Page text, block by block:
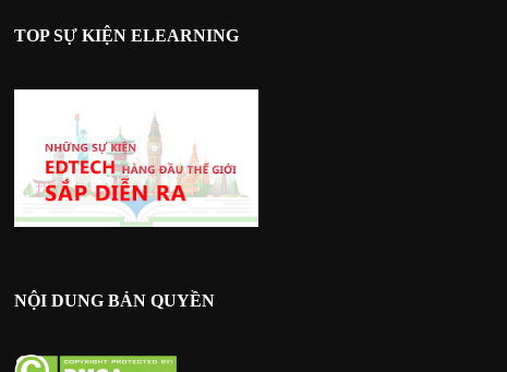
TOP SỰ KIỆN ELEARNING
NỘI DUNG BẢN QUYỀN